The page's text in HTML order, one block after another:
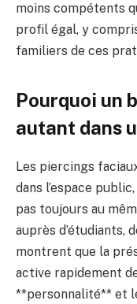
moins compétents
profil égal, y
familiers de ces
Pourquoi un
autant dans
Les piercings
dans l’espace
pas toujours au
auprès d’étudiants,
montrent que la
active rapidement
**personnalité** et